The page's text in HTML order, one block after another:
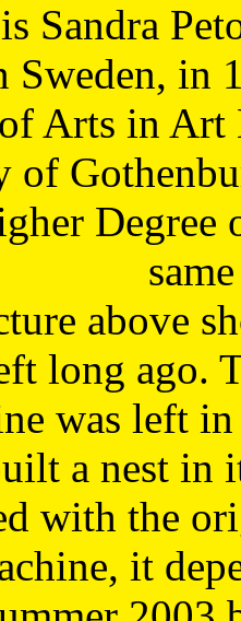
Sandra
Sweden, in
Arts in Art
of
Degree
above
long ago.
was left
a nest in
with the
it